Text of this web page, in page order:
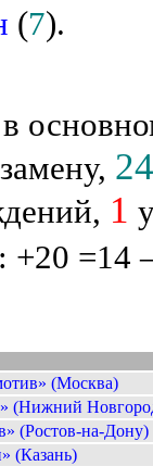
(7).
1
+20 =14
(Москва)
(Нижний
(Ростов-на-Дону)
(Казань)